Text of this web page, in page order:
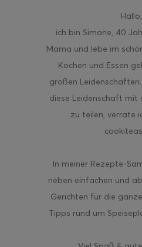
Hallo,
ich bin Simone, 40
Mama und lebe im
Kochen und Essen
großen
diese Leidenschaft mit
zu teilen, verrate
In meiner Rezepte-
neben einfachen und
Gerichten für die
Tipps rund um